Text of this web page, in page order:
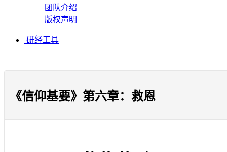
团队介绍
版权声明
研经工具
《信仰基要》第六章：救恩